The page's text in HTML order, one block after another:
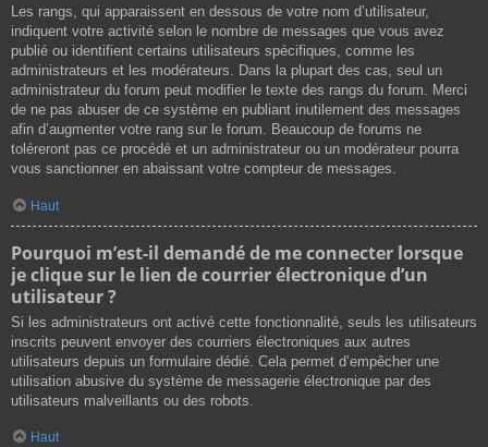
Les rangs, qui apparaissent en dessous de votre nom d’utilisateur,
indiquent votre activité selon le nombre de messages que vous avez
publié ou identifient certains utilisateurs spécifiques, comme les
administrateurs et les modérateurs. Dans la plupart des cas, seul un
administrateur du forum peut modifier le texte des rangs du forum. Merci
de ne pas abuser de ce système en publiant inutilement des messages
afin d’augmenter votre rang sur le forum. Beaucoup de forums ne
toléreront pas ce procédé et un administrateur ou un modérateur pourra
vous sanctionner en abaissant votre compteur de messages.
Haut
Pourquoi m’est-il demandé de me connecter lorsque
je clique sur le lien de courrier électronique d’un
utilisateur ?
Si les administrateurs ont activé cette fonctionnalité, seuls les utilisateurs
inscrits peuvent envoyer des courriers électroniques aux autres
utilisateurs depuis un formulaire dédié. Cela permet d’empêcher une
utilisation abusive du système de messagerie électronique par des
utilisateurs malveillants ou des robots.
Haut